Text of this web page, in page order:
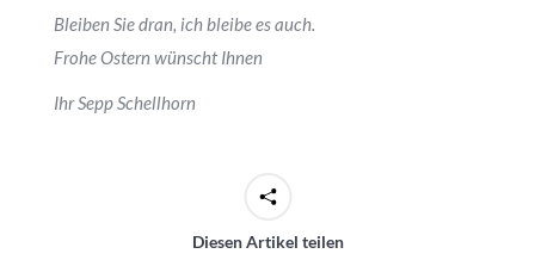
Bleiben Sie dran, ich bleibe es auch.
Frohe Ostern wünscht Ihnen
Ihr Sepp Schellhorn
Diesen Artikel teilen